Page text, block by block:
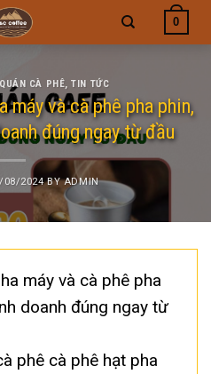
0
CÀ PHÊ,TIN TỨC
máy và cà phê pha phin,
đúng ngay từ đầu
08/2024BYADMIN
máy và cà phê pha
doanh đúng ngay từ
phê cà phê hạt pha